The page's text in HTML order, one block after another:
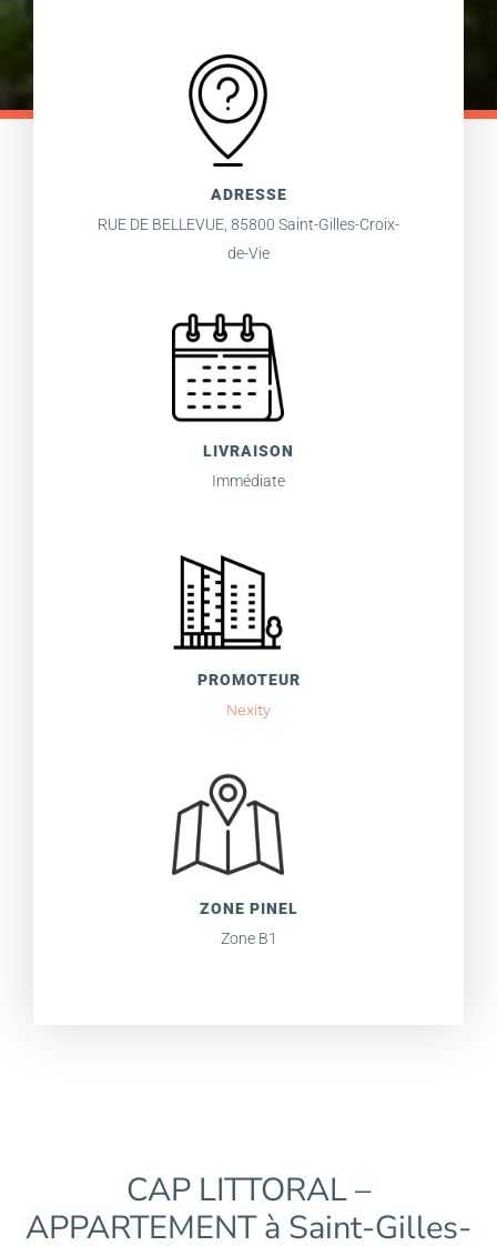
ADRESSE
RUE DE BELLEVUE, 85800 Saint-Gilles-Croix-
de-Vie
LIVRAISON
Immédiate
PROMOTEUR
Nexity
ZONE PINEL
Zone B1
CAP LITTORAL –
APPARTEMENT à Saint-Gilles-